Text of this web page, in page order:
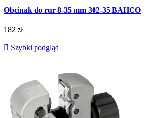
Obcinak do rur 8-35 mm 302-35 BAHCO
182 zł
 Szybki podgląd